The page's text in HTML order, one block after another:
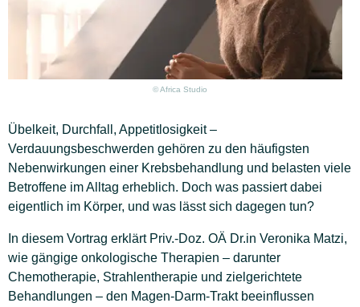
© Africa Studio
Übelkeit, Durchfall, Appetitlosigkeit –
Verdauungsbeschwerden gehören zu den häufigsten
Nebenwirkungen einer Krebsbehandlung und belasten viele
Betroffene im Alltag erheblich. Doch was passiert dabei
eigentlich im Körper, und was lässt sich dagegen tun?
In diesem Vortrag erklärt Priv.-Doz. OÄ Dr.in Veronika Matzi,
wie gängige onkologische Therapien – darunter
Chemotherapie, Strahlentherapie und zielgerichtete
Behandlungen – den Magen-Darm-Trakt beeinflussen